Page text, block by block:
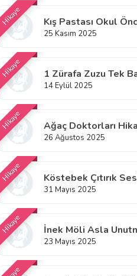
Hikaye Kış Pastası Okul
25 Kasım 2025
Hikaye 1 Zürafa Zuzu Tek
14 Eylül 2025
Hikaye Ağaç Doktorları
26 Ağustos 2025
Hikaye Köstebek Çıtırık
31 Mayıs 2025
Hikaye İnek Möli Asla
23 Mayıs 2025